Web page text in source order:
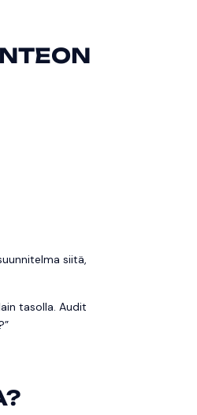
siitä,
tasolla. Audit